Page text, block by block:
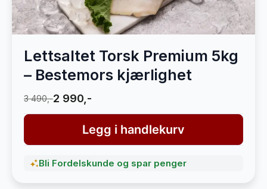
Lettsaltet Torsk Premium 5kg
– Bestemors kjærlighet
3 490,-2 990,-
Legg i handlekurv
Bli Fordelskunde og spar penger